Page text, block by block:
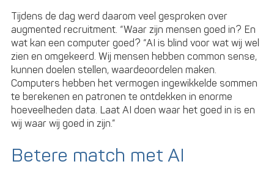
Tijdens de dag werd daarom veel gesproken over
augmented recruitment. “Waar zijn mensen goed in? En
wat kan een computer goed? “AI is blind voor wat wij wel
zien en omgekeerd. Wij mensen hebben common sense,
kunnen doelen stellen, waardeoordelen maken.
Computers hebben het vermogen ingewikkelde sommen
te berekenen en patronen te ontdekken in enorme
hoeveelheden data. Laat AI doen waar het goed in is en
wij waar wij goed in zijn.”
Betere match met AI